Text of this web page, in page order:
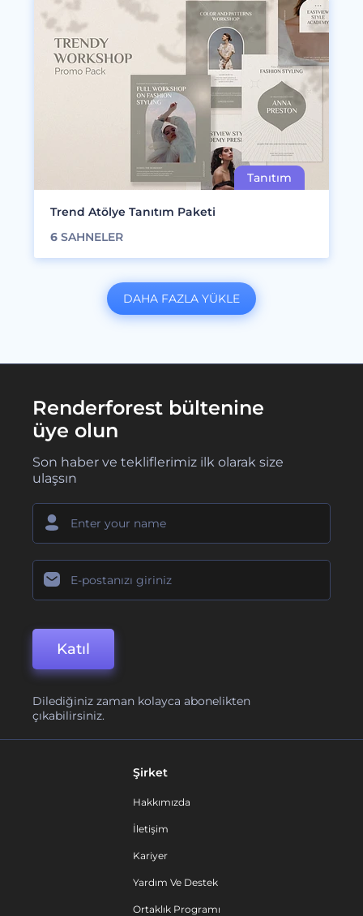
Trend Atölye Tanıtım Paketi
6 SAHNELER
DAHA FAZLA YÜKLE
Renderforest bültenine
üye olun
Son haber ve tekliflerimiz ilk olarak size
ulaşsın
Katıl
Dilediğiniz zaman kolayca abonelikten
çıkabilirsiniz.
Şirket
Hakkımızda
İletişim
Kariyer
Yardım Ve Destek
Ortaklık Programı